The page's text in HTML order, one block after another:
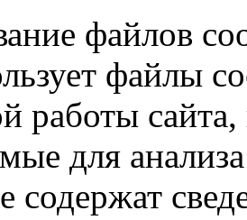
файлов
файлы
работы
для
содержат